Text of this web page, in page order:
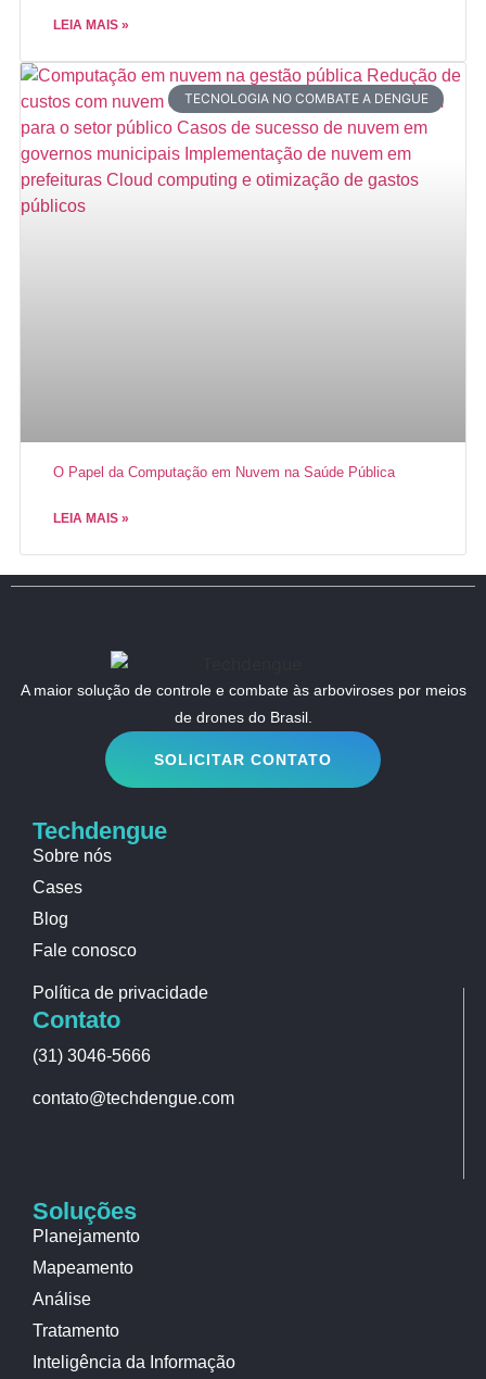
LEIA MAIS »
TECNOLOGIA NO COMBATE A DENGUE
O Papel da Computação em Nuvem na Saúde Pública
LEIA MAIS »
A maior solução de controle e combate às arboviroses por meios
de drones do Brasil.
SOLICITAR CONTATO
Techdengue
Sobre nós
Cases
Blog
Fale conosco
Política de privacidade
Contato
(31) 3046-5666
contato@techdengue.com
Soluções
Planejamento
Mapeamento
Análise
Tratamento
Inteligência da Informação